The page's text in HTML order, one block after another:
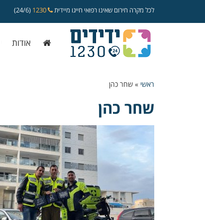
לכל מקרה חירום שאינו רפואי חייגו מיידית (24/6)
אודות
ראשי » שחר כהן
שחר כהן